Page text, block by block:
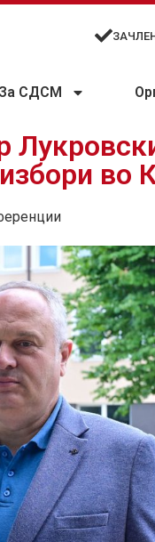
За СДСМ
во